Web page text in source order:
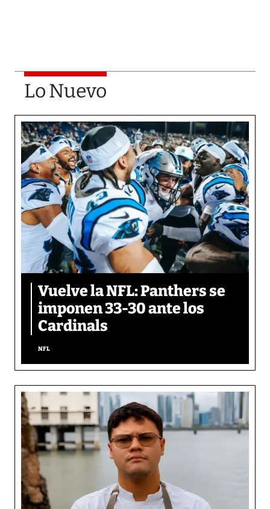
Lo Nuevo
Vuelve la NFL: Panthers se
imponen 33-30 ante los
Cardinals
NFL